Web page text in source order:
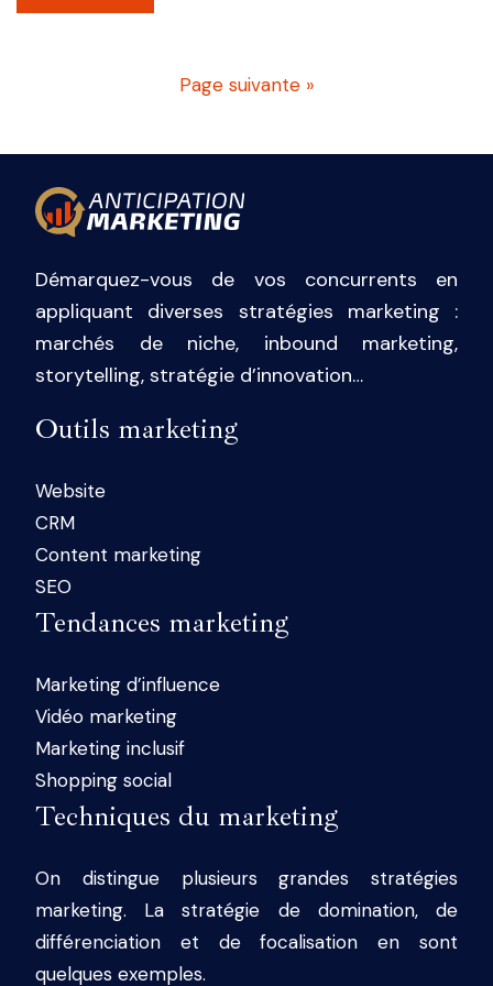
Page suivante »
Démarquez-vous de vos concurrents en
appliquant diverses stratégies marketing :
marchés de niche, inbound marketing,
storytelling, stratégie d’innovation…
Outils marketing
Website
CRM
Content marketing
SEO
Tendances marketing
Marketing d’influence
Vidéo marketing
Marketing inclusif
Shopping social
Techniques du marketing
On distingue plusieurs grandes stratégies
marketing. La stratégie de domination, de
différenciation et de focalisation en sont
quelques exemples.